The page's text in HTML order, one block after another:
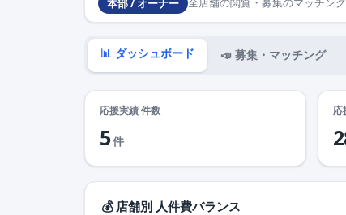
本部 / オーナー 全店舗の閲覧・募集のマッチン
📊 ダッシュボード 📣 募集・マッチング
応援実績 件数
5件
応
💰 店舗別 人件費バランス